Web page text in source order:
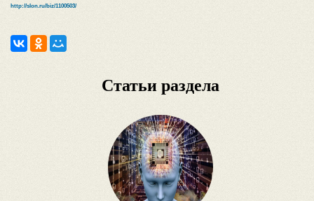
http://slon.ru/biz/1100503/
Статьи раздела